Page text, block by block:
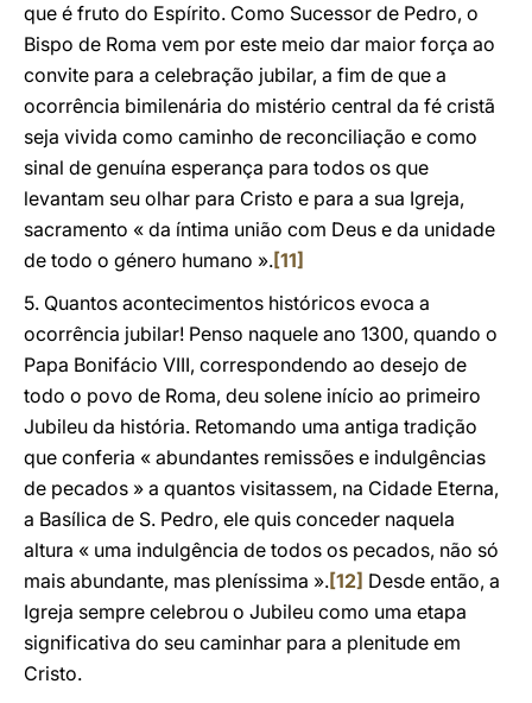
que é fruto do Espírito. Como Sucessor de Pedro, o
Bispo de Roma vem por este meio dar maior força ao
convite para a celebração jubilar, a fim de que a
ocorrência bimilenária do mistério central da fé cristã
seja vivida como caminho de reconciliação e como
sinal de genuína esperança para todos os que
levantam seu olhar para Cristo e para a sua Igreja,
sacramento « da íntima união com Deus e da unidade
de todo o género humano ».[11]
5. Quantos acontecimentos históricos evoca a
ocorrência jubilar! Penso naquele ano 1300, quando o
Papa Bonifácio VIII, correspondendo ao desejo de
todo o povo de Roma, deu solene início ao primeiro
Jubileu da história. Retomando uma antiga tradição
que conferia « abundantes remissões e indulgências
de pecados » a quantos visitassem, na Cidade Eterna,
a Basílica de S. Pedro, ele quis conceder naquela
altura « uma indulgência de todos os pecados, não só
mais abundante, mas pleníssima ».[12] Desde então, a
Igreja sempre celebrou o Jubileu como uma etapa
significativa do seu caminhar para a plenitude em
Cristo.